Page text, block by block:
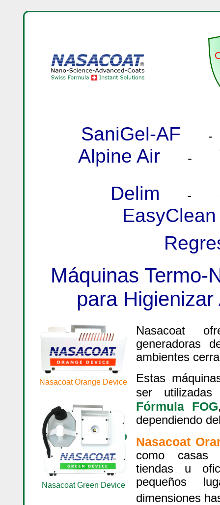
SaniGel-AF
Alpine Air-
Delim -
EasyClean
Máquinas Termo-
para
Nasacoat Orange Device
Nasacoat Green Device
Nasacoat
generadoras
ambientes
Estas
ser
Fórmula FOG
dependiendo
Nasacoat
como casas
tiendas u
pequeños
dimensiones